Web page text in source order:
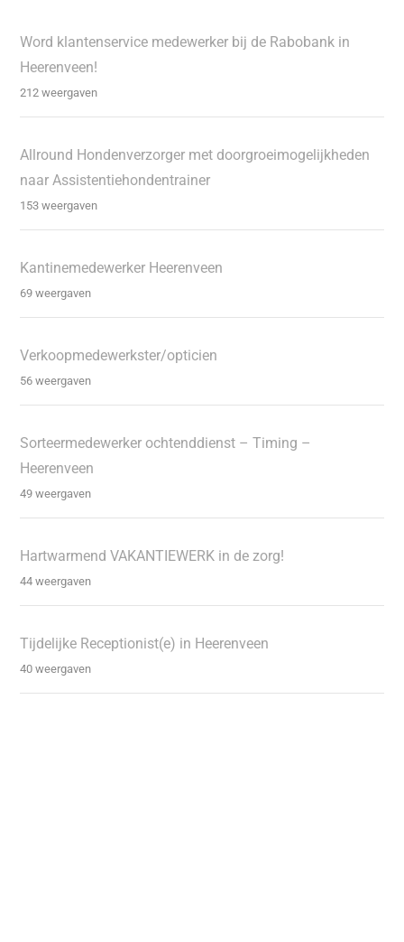
Word klantenservice medewerker bij de Rabobank in
Heerenveen!
212 weergaven
Allround Hondenverzorger met doorgroeimogelijkheden
naar Assistentiehondentrainer
153 weergaven
Kantinemedewerker Heerenveen
69 weergaven
Verkoopmedewerkster/opticien
56 weergaven
Sorteermedewerker ochtenddienst – Timing –
Heerenveen
49 weergaven
Hartwarmend VAKANTIEWERK in de zorg!
44 weergaven
Tijdelijke Receptionist(e) in Heerenveen
40 weergaven